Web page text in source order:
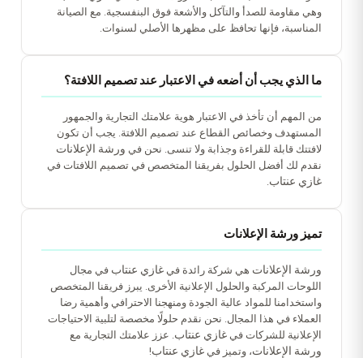
وهي مقاومة للصدأ والتآكل والأشعة فوق البنفسجية. مع الصيانة
المناسبة، فإنها تحافظ على مظهرها الأصلي لسنوات.
ما الذي يجب أن أضعه في الاعتبار عند تصميم اللافتة؟
من المهم أن تأخذ في الاعتبار هوية علامتك التجارية والجمهور
المستهدف وخصائص القطاع عند تصميم اللافتة. يجب أن تكون
لافتتك قابلة للقراءة وجذابة ولا تنسى. نحن في ورشة الإعلانات
نقدم لك أفضل الحلول بفريقنا المتخصص في تصميم اللافتات في
غازي عنتاب.
تميز ورشة الإعلانات
ورشة الإعلانات هي شركة رائدة في غازي عنتاب في مجال
اللوحات المركبة والحلول الإعلانية الأخرى. يبرز فريقنا المتخصص
واستخدامنا للمواد عالية الجودة ومنهجنا الاحترافي وأهمية رضا
العملاء في هذا المجال. نحن نقدم حلولًا مخصصة لتلبية الاحتياجات
الإعلانية للشركات في غازي عنتاب. عزز علامتك التجارية مع
ورشة الإعلانات، وتميز في غازي عنتاب!